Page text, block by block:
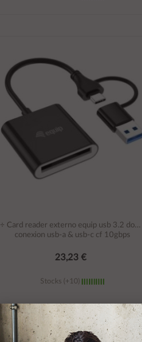
÷ Card reader externo equip usb 3.2 doble
conexion usb-a & usb-c cf 10gbps
23,23 €
Stocks (+10)
Añadir al carrito